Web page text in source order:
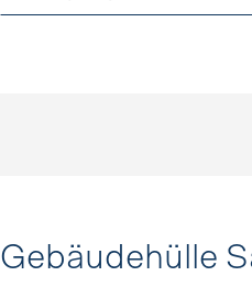
Gebäudehülle